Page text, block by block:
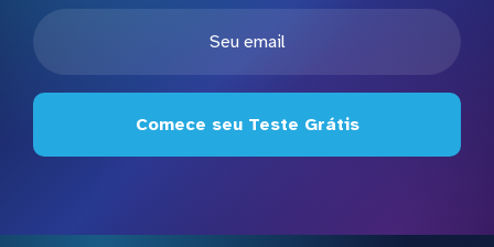
Comece seu Teste Grátis